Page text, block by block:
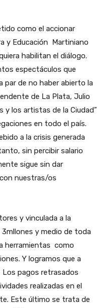
como el accionar
y Educación Martiniano
habilitan el diálogo.
espectáculos que
par de no haber abierto la
de La Plata, Julio
y los artistas de la Ciudad”
en todo el país.
a la crisis generada
sin percibir salario
sigue sin dar
nuestras/os
y vinculada a la
3mllones y medio de toda
herramientas como
Y logramos que a
pagos retrasados
realizadas en el
Este último se trata de